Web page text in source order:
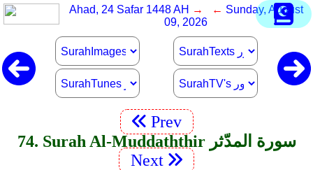
Ahad, 24 Safar 1448 AH → ← Sunday, August
09, 2026
Prev
74. Surah Al-Muddaththir سورة المدّثر
Next